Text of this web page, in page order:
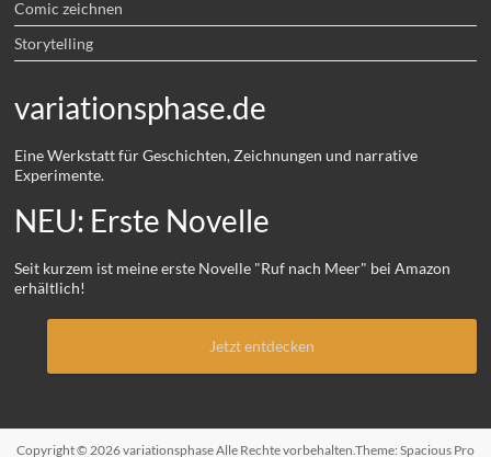
Comic zeichnen
Storytelling
variationsphase.de
Eine Werkstatt für Geschichten, Zeichnungen und narrative
Experimente.
NEU: Erste Novelle
Seit kurzem ist meine erste Novelle "Ruf nach Meer" bei Amazon
erhältlich!
Jetzt entdecken
Copyright © 2026variationsphaseAlle Rechte vorbehalten.Theme: Spacious Pro